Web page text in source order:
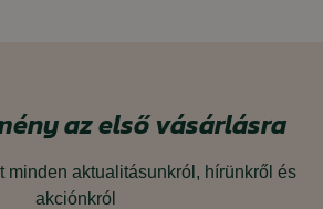
az első vásárlásra
minden aktualitásunkról, hírünkről és
akciónkról